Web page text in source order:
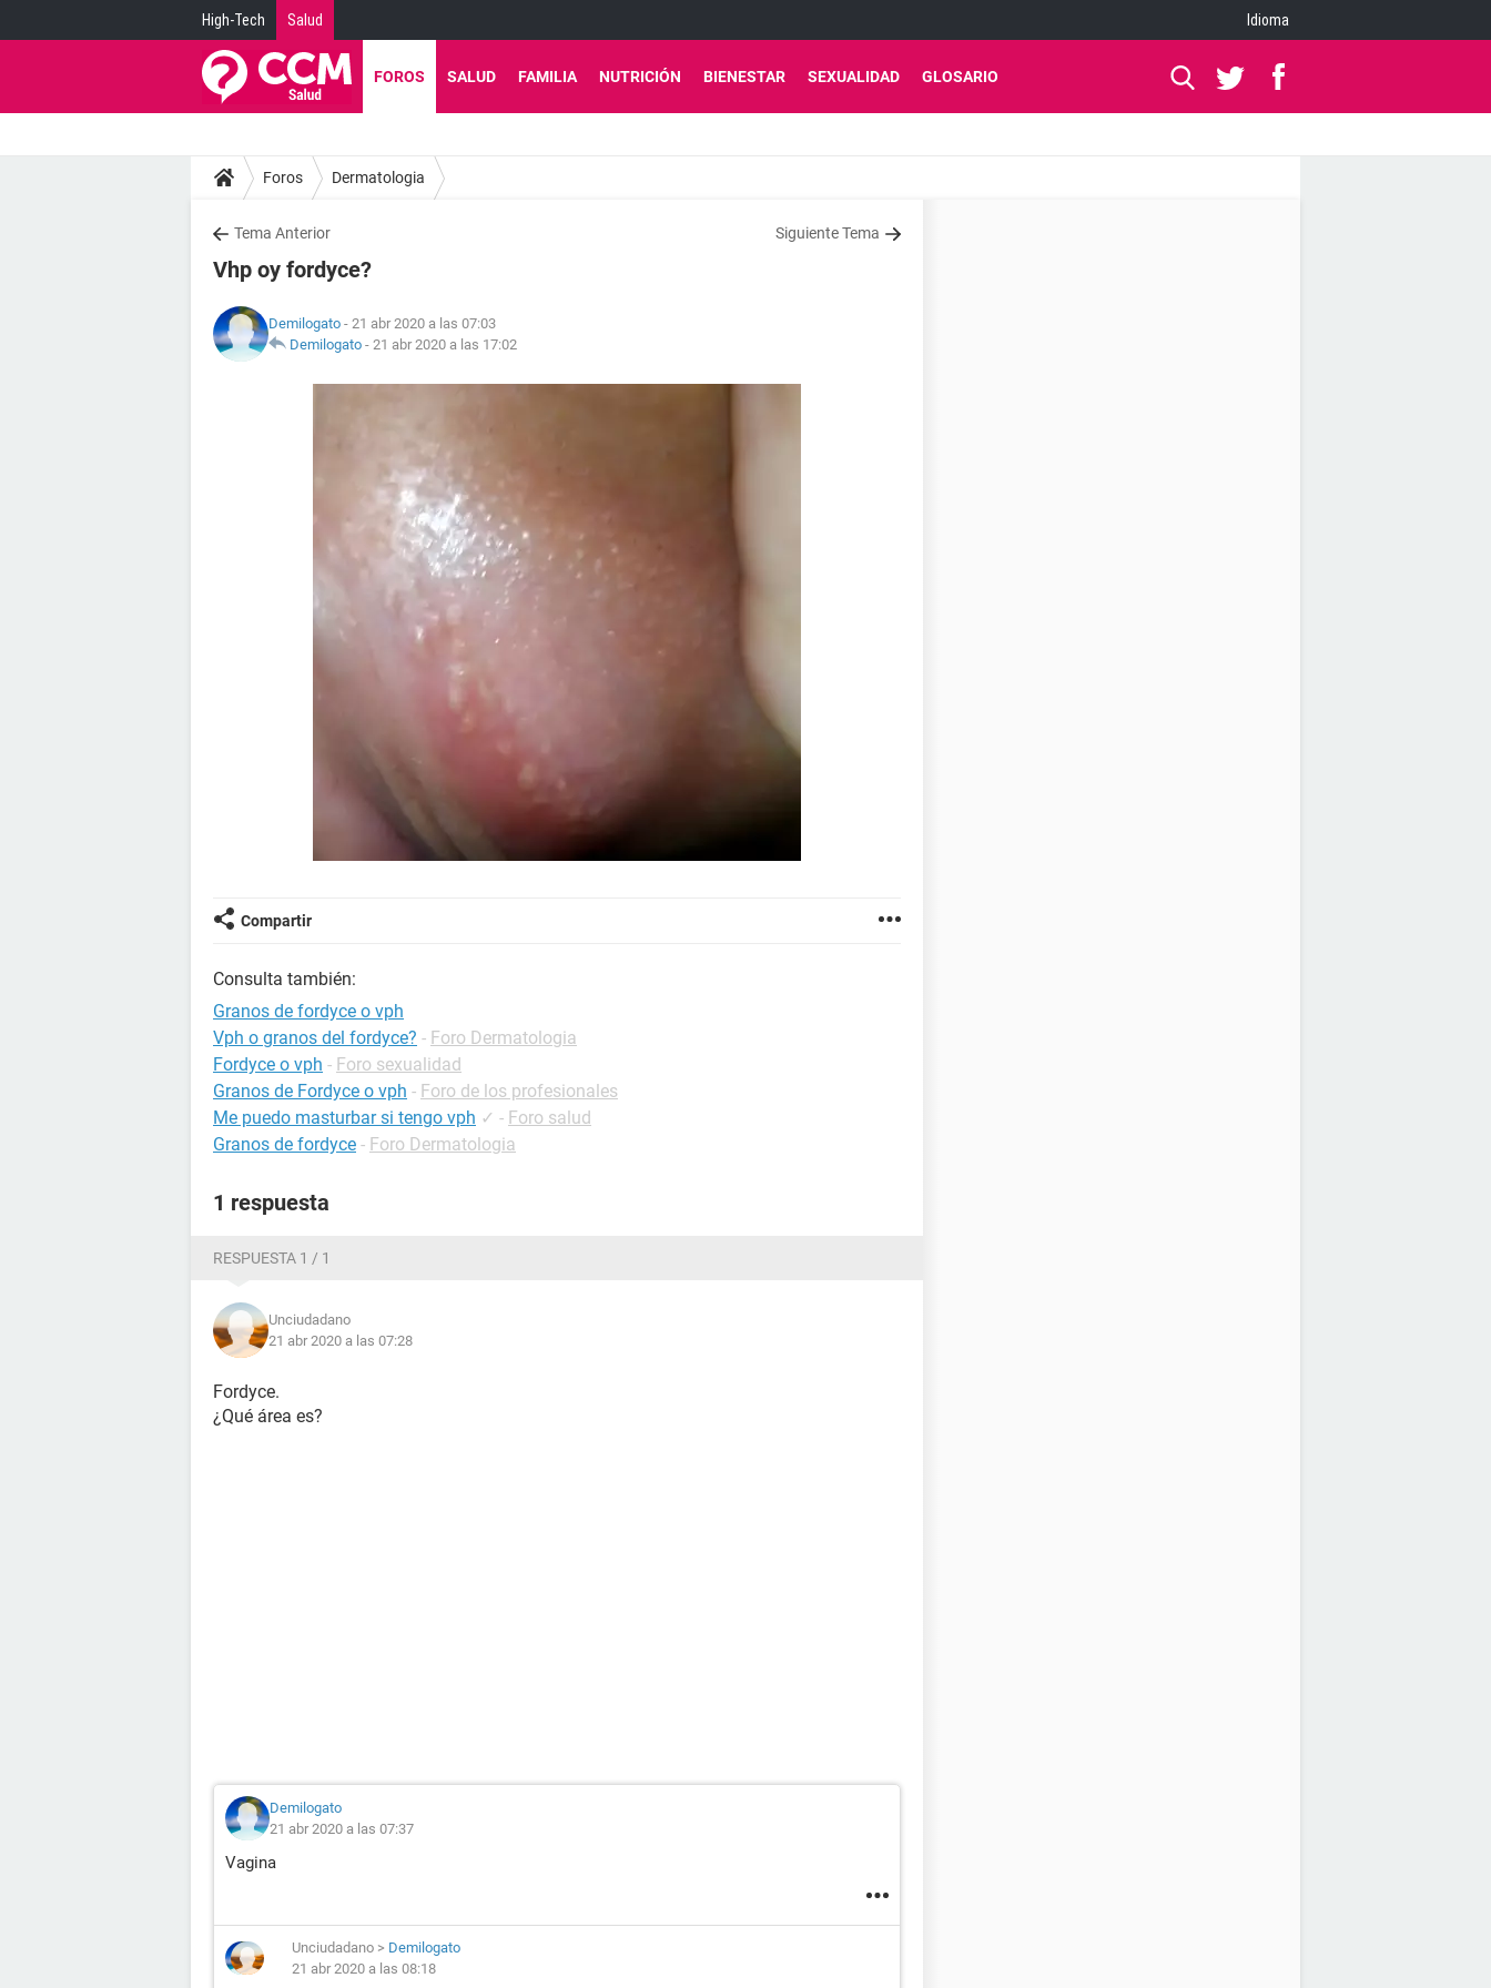
High-Tech Salud Idioma
FOROS SALUD FAMILIA NUTRICIÓN BIENESTAR SEXUALIDAD GLOSARIO
Foros Dermatologia
Tema Anterior Siguiente Tema
Vhp oy fordyce?
Demilogato - 21 abr 2020 a las 07:03
Demilogato - 21 abr 2020 a las 17:02
Compartir
Consulta también:
Granos de fordyce o vph
Vph o granos del fordyce? - Foro Dermatologia
Fordyce o vph - Foro sexualidad
Granos de Fordyce o vph - Foro de los profesionales
Me puedo masturbar si tengo vph ✓ - Foro salud
Granos de fordyce - Foro Dermatologia
1 respuesta
RESPUESTA 1 / 1
Unciudadano
21 abr 2020 a las 07:28
Fordyce.
¿Qué área es?
Demilogato
21 abr 2020 a las 07:37
Vagina
Unciudadano > Demilogato
21 abr 2020 a las 08:18